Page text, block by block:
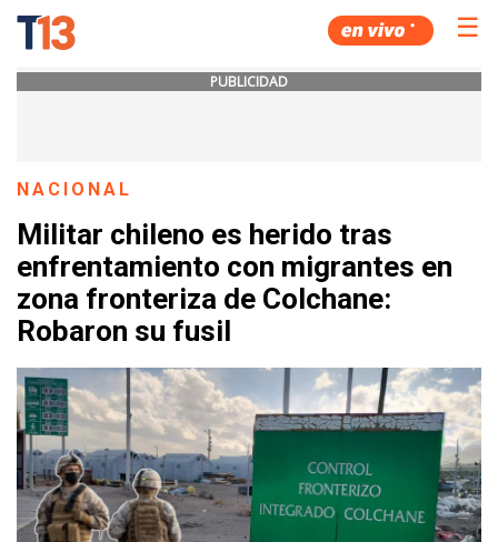
☰
PUBLICIDAD
NACIONAL
Militar chileno es herido tras
enfrentamiento con migrantes en
zona fronteriza de Colchane:
Robaron su fusil